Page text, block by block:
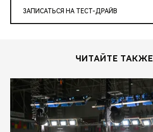
ЗАПИСАТЬСЯ НА ТЕСТ-ДРАЙВ
ЧИТАЙТЕ ТАКЖЕ